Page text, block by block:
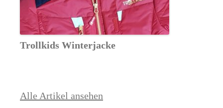
Trollkids Winterjacke
Alle Artikel ansehen